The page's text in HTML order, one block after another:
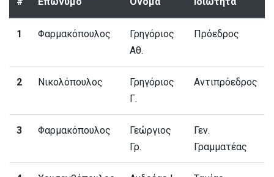
1 Φαρμακόπουλος
Γρηγόριος
Αθ.
Πρόεδρος
2 Νικολόπουλος
Γρηγόριος
Γ.
Αντιπρόεδρος
3 Φαρμακόπουλος
Γεώργιος
Γρ.
Γεν.
Γραμματέας